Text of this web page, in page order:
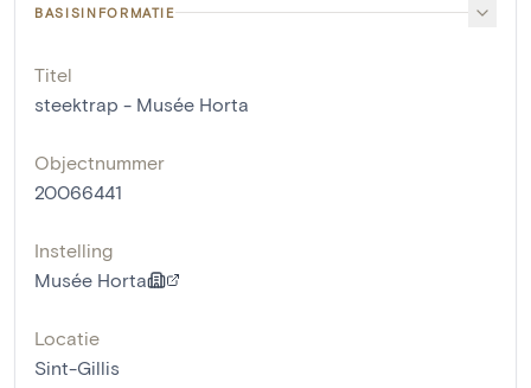
BASISINFORMATIE
Titel
steektrap - Musée Horta
Objectnummer
20066441
Instelling
Musée Horta
Locatie
Sint-Gillis